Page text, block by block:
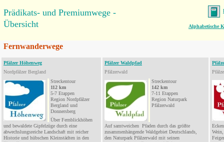
Prädikats- und Premiumwege -
Übersicht
Alphabetische
Fernwanderwege
Pfälzer Höhenweg
Nordpfälzer Bergland
Streckentour
112 km
5-7 Etappen
Region Nordpfälzer
Bergland und
Donnersberg
ÜberFernblickhöhen
und bewaldete Gipfelzüge durch eine
abwechslungsreiche Landschaft mit reicher
Historie und hübschen Kleinstädten in den
Pfälzer Waldpfad
Pfälzerwald
Streckentour
142 km
7-11 Etappen
Region Naturpark
Pfälzerwald
Auf samtweichen Pfaden durch das größte
zusammenhängende Waldgebiet Deutschlands,
den Naturpark Pfälzerwald mit seinen